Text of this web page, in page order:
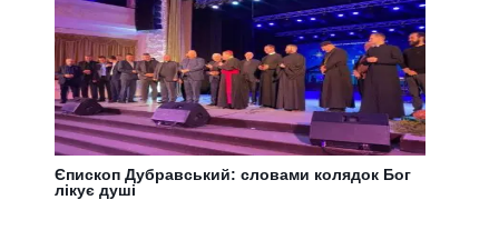
Єпископ Дубравський: словами колядок Бог
лікує душі